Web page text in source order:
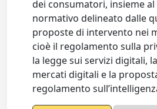
dei consumatori, insieme
normativo delineato dalle
proposte di intervento nei
cioè il regolamento sulla
la legge sui servizi digitali,
mercati digitali e la
regolamento